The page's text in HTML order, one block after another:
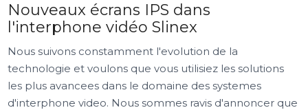
Nouveaux écrans IPS dans
l'interphone vidéo Slinex
Nous suivons constamment l'evolution de la
technologie et voulons que vous utilisiez les solutions
les plus avancees dans le domaine des systemes
d'interphone video. Nous sommes ravis d'annoncer que